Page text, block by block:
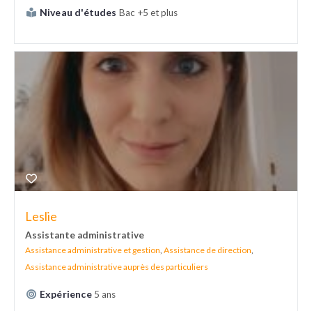
Niveau d'études Bac +5 et plus
Leslie
Assistante administrative
Assistance administrative et gestion Assistance de direction
Assistance administrative auprès des particuliers
Expérience 5 ans